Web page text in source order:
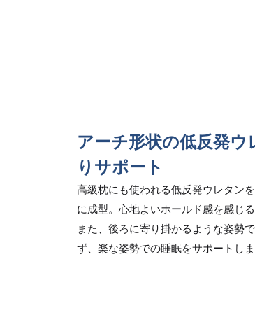
アーチ形状の低反発
りサポート
高級枕にも使われる低反発ウレタン
に成型。心地よいホールド感を感じる
また、後ろに寄り掛かるような姿勢
ず、楽な姿勢での睡眠をサポートしま